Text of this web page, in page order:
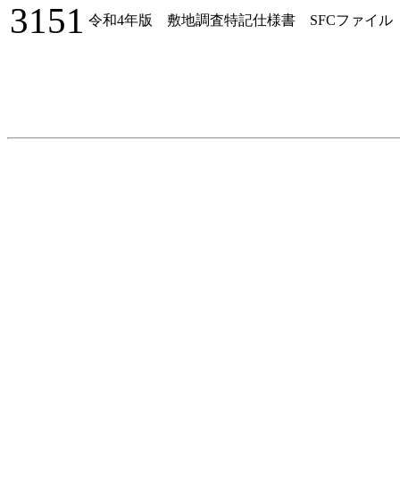
3151 令和4年版 敷地調査特記仕様書 SFCファイル